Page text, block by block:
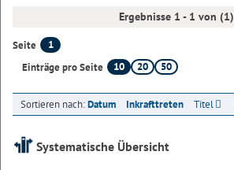
Ergebnisse 1 - 1 von (1)
Seite
1
Einträge pro Seite
10 20 50
Sortieren nach:Datum Inkrafttreten Titel
Systematische Übersicht